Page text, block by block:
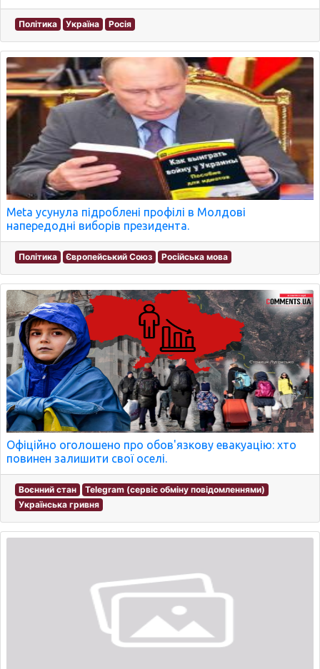
Політика Україна Росія
Meta усунула підроблені профілі в Молдові
напередодні виборів президента.
Політика Європейський Союз Російська мова
Офіційно оголошено про обов'язкову евакуацію: хто
повинен залишити свої оселі.
Воєнний стан
Telegram (сервіс обміну повідомленнями)
Українська гривня